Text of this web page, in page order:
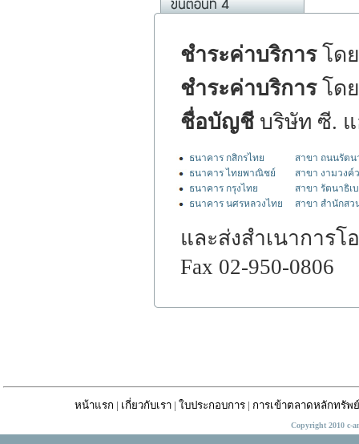
ชำระค่าบริการโด
ชำระค่าบริการโด
ชื่อบัญชี บริษัท ซี.
ธนาคาร กสิกรไทย
สาขา ถนนรัตน
ธนาคาร ไทยพาณิชย์
สาขา งามวงค์
ธนาคาร กรุงไทย
สาขา รัตนาธิเ
ธนาคาร นศรหลวงไทย
สาขา สำนักสว
และส่งสำเนาการโ
Fax 02-950-0806
หน้าแรก | เกี่ยวกับเรา |ใบประกอบการ | การเข้าตลาดหลักทรัพ
Copyright 2010 c-